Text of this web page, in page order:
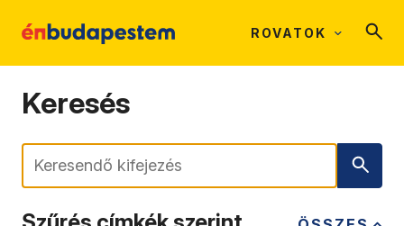
ROVATOK
Keresés
Keresés